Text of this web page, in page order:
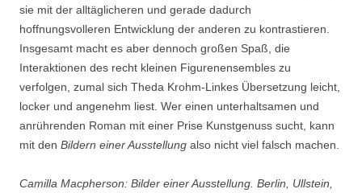
sie mit der alltäglicheren und gerade dadurch
hoffnungsvolleren Entwicklung der anderen zu kontrastieren.
Insgesamt macht es aber dennoch großen Spaß, die
Interaktionen des recht kleinen Figurenensembles zu
verfolgen, zumal sich Theda Krohm-Linkes Übersetzung leicht,
locker und angenehm liest. Wer einen unterhaltsamen und
anrührenden Roman mit einer Prise Kunstgenuss sucht, kann
mit den Bildern einer Ausstellung also nicht viel falsch machen.
Camilla Macpherson: Bilder einer Ausstellung. Berlin, Ullstein,